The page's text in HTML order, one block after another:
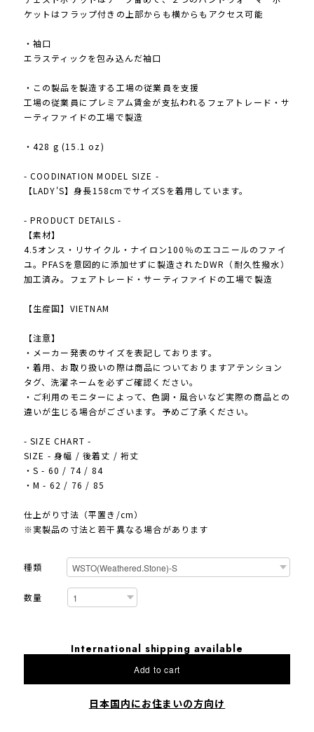
ケットはフラップ付きの上部からも横からもアクセス可能
・袖口
エラスティックを包み込んだ袖口
・この製品を製造する工場の従業員を支援
工場の従業員にプレミアム賃金が支払われるフェアトレード・サ
ーティファイドの工場で製造
・428 g (15.1 oz)
- COODINATION MODEL SIZE -
【LADY'S】身長158cmでサイズSを着用しています。
- PRODUCT DETAILS -
【素材】
4.5オンス・リサイクル・ナイロン100％のエコニールのファイ
ユ。PFASを意図的に添加せずに製造されたDWR（耐久性撥水）
加工済み。フェアトレード・サーティファイドの工場で製造
【生産国】VIETNAM
【注意】
・メーカー発表のサイズを表記しております。
・着用、お取り扱いの際は商品についておりますアテンション
タグ、洗濯ネームを必ずご確認ください。
・ご利用のモニターによって、色調・風合いなど実際の商品との
違いが生じる場合がございます。予めご了承ください。
- SIZE CHART -
SIZE - 身幅 / 後着丈 / 裄丈
・S - 60 / 74 / 84
・M - 62 / 76 / 85
仕上がり寸法（平置き/cm）
※実製品の寸法と若干異なる場合があります
種類
数量
International shipping available
Add to cart
日本国内にお住まいの方向け